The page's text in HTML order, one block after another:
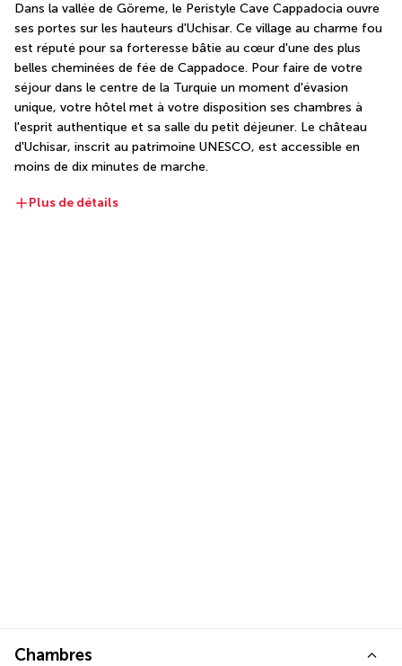
Dans la vallée de Göreme, le Peristyle Cave Cappadocia ouvre
ses portes sur les hauteurs d'Uchisar. Ce village au charme fou
est réputé pour sa forteresse bâtie au cœur d'une des plus
belles cheminées de fée de Cappadoce. Pour faire de votre
séjour dans le centre de la Turquie un moment d'évasion
unique, votre hôtel met à votre disposition ses chambres à
l'esprit authentique et sa salle du petit déjeuner. Le château
d'Uchisar, inscrit au patrimoine UNESCO, est accessible en
moins de dix minutes de marche.
Plus de détails
Chambres